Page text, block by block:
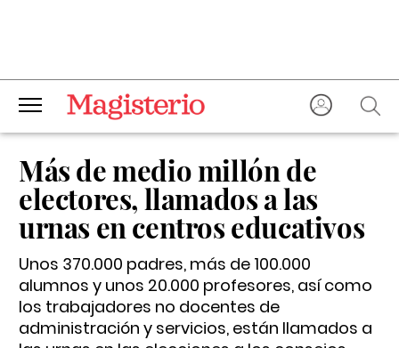
Más de medio millón de
electores, llamados a las
urnas en centros educativos
Unos 370.000 padres, más de 100.000
alumnos y unos 20.000 profesores, así como
los trabajadores no docentes de
administración y servicios, están llamados a